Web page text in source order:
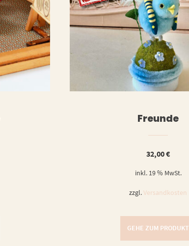
WEITERLESEN
Freunde
32,00€
inkl. 19 % MwSt.
zzgl.Versandkosten
GEHE ZUM PRODUKT